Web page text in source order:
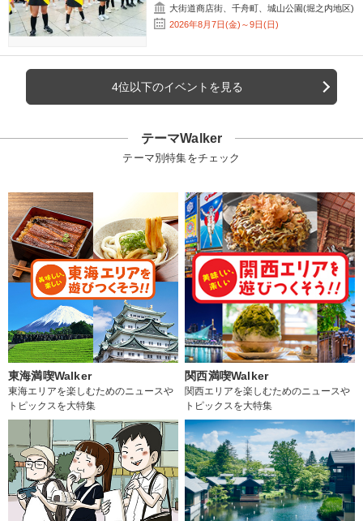
大街道商店街、千舟町、城山公園(堀之内地区)
2026年8月7日(金)～9日(日)
4位以下のイベントを見る
テーマWalker
テーマ別特集をチェック
東海満喫Walker
東海エリアを楽しむためのニュースや
トピックスを大特集
関西満喫Walker
関西エリアを楽しむためのニュースや
トピックスを大特集